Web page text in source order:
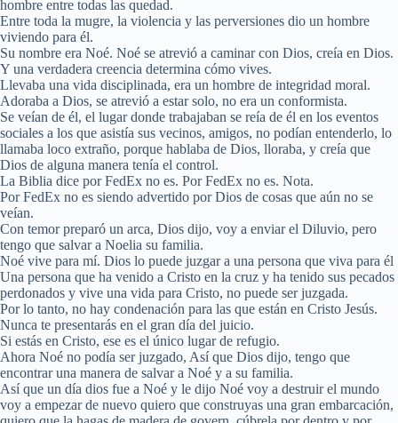
hombre entre todas las quedad.
Entre toda la mugre, la violencia y las perversiones dio un hombre
viviendo para él.
Su nombre era Noé. Noé se atrevió a caminar con Dios, creía en Dios.
Y una verdadera creencia determina cómo vives.
Llevaba una vida disciplinada, era un hombre de integridad moral.
Adoraba a Dios, se atrevió a estar solo, no era un conformista.
Se veían de él, el lugar donde trabajaban se reía de él en los eventos
sociales a los que asistía sus vecinos, amigos, no podían entenderlo, lo
llamaba loco extraño, porque hablaba de Dios, lloraba, y creía que
Dios de alguna manera tenía el control.
La Biblia dice por FedEx no es. Por FedEx no es. Nota.
Por FedEx no es siendo advertido por Dios de cosas que aún no se
veían.
Con temor preparó un arca, Dios dijo, voy a enviar el Diluvio, pero
tengo que salvar a Noelia su familia.
Noé vive para mí. Dios lo puede juzgar a una persona que viva para él
Una persona que ha venido a Cristo en la cruz y ha tenido sus pecados
perdonados y vive una vida para Cristo, no puede ser juzgada.
Por lo tanto, no hay condenación para las que están en Cristo Jesús.
Nunca te presentarás en el gran día del juicio.
Si estás en Cristo, ese es el único lugar de refugio.
Ahora Noé no podía ser juzgado, Así que Dios dijo, tengo que
encontrar una manera de salvar a Noé y a su familia.
Así que un día dios fue a Noé y le dijo Noé voy a destruir el mundo
voy a empezar de nuevo quiero que construyas una gran embarcación,